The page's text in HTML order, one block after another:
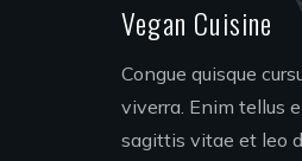
Vegan Cuisine
Congue quisque
viverra. Enim tellus
sagittis vitae et leo